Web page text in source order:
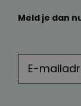
Meld je dan